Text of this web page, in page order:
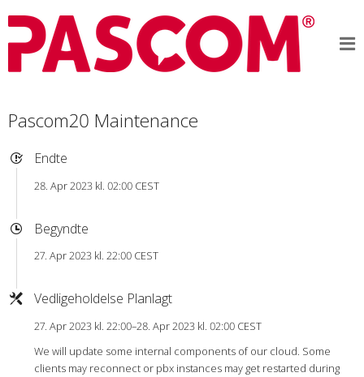
Pascom20 Maintenance
Endte
28. Apr 2023 kl. 02:00 CEST
Begyndte
27. Apr 2023 kl. 22:00 CEST
Vedligeholdelse Planlagt
27. Apr 2023 kl. 22:00–28. Apr 2023 kl. 02:00 CEST
We will update some internal components of our cloud. Some
clients may reconnect or pbx instances may get restarted during